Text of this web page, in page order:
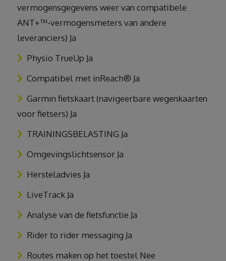
vermogensgegevens weer van compatibele
ANT+™-vermogensmeters van andere
leveranciers) Ja
Physio TrueUp Ja
Compatibel met inReach® Ja
Garmin fietskaart (navigeerbare wegenkaarten
voor fietsers) Ja
TRAININGSBELASTING Ja
Omgevingslichtsensor Ja
Hersteladvies Ja
LiveTrack Ja
Analyse van de fietsfunctie Ja
Rider to rider messaging Ja
Routes maken op het toestel Nee